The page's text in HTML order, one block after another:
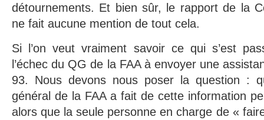
détournements. Et bien sûr, le rapport de la
ne fait aucune mention de tout cela.
Si l’on veut vraiment savoir ce qui s’est
l’échec du QG de la FAA à envoyer une
93. Nous devons nous poser la question :
général de la FAA a fait de cette information
alors que la seule personne en charge de «